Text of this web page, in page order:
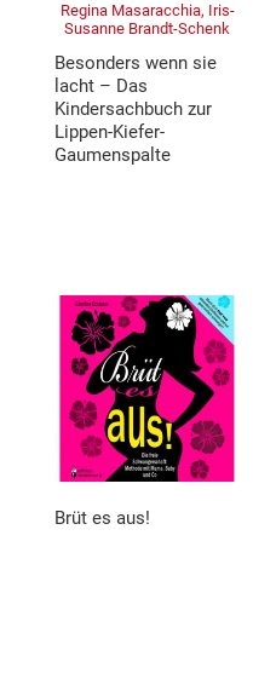
Regina Masaracchia, Iris-
Susanne Brandt-Schenk
Besonders wenn sie
lacht – Das
Kindersachbuch zur
Lippen-Kiefer-
Gaumenspalte
Brüt es aus!